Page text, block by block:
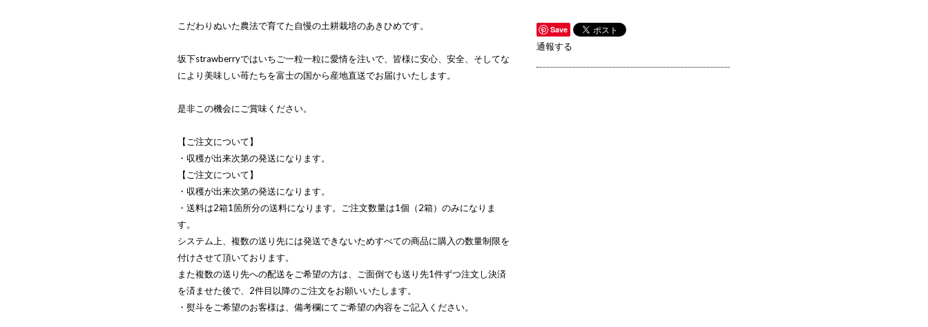
こだわりぬいた農法で育てた自慢の土耕栽培のあきひめです。
坂下strawberryではいちご一粒一粒に愛情を注いで、皆様に安心、安全、そしてな
により美味しい苺たちを富士の国から産地直送でお届けいたします。
是非この機会にご賞味ください。
【ご注文について】
・収穫が出来次第の発送になります。
【ご注文について】
・収穫が出来次第の発送になります。
・送料は2箱1箇所分の送料になります。ご注文数量は1個（2箱）のみになりま
す。
システム上、複数の送り先には発送できないためすべての商品に購入の数量制限を
付けさせて頂いております。
また複数の送り先への配送をご希望の方は、ご面倒でも送り先1件ずつ注文し決済
を済ませた後で、2件目以降のご注文をお願いいたします。
・熨斗をご希望のお客様は、備考欄にてご希望の内容をご記入ください。
Save
通報する